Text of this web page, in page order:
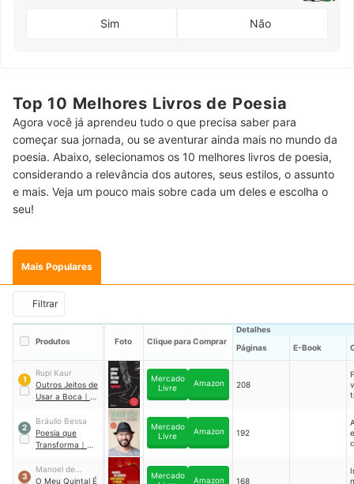
Sim Não
Top 10 Melhores Livros de Poesia
Agora você já aprendeu tudo o que precisa saber para
começar sua jornada, ou se aventurar ainda mais no mundo da
poesia. Abaixo, selecionamos os 10 melhores livros de poesia,
considerando a relevância dos autores, seus estilos, o assunto
e mais. Veja um pouco mais sobre cada um deles e escolha o
seu!
Mais Populares
Filtrar
Produtos Foto Clique para Comprar
Detalhes
Páginas
E-Book
1
Rupi Kaur
Outros Jeitos de
Usar a Boca ｜
Mercado
Livre
Amazon 208
2
Bráulio Bessa
Poesia que
Transforma ｜
Mercado
Livre
Amazon 192
3
Manoel de
Barros
O Meu Quintal É
Mercado
Amazon 168